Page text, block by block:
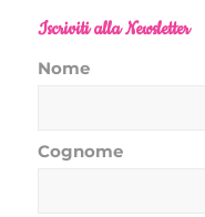
Iscriviti alla Newsletter
Nome
Cognome